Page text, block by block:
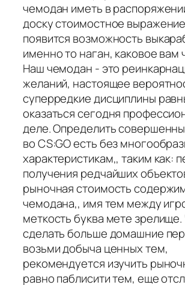
чемодан иметь в
доску стоимостное
появится возможность
именно то наган, каковое вам
Наш чемодан - это
желаний, настоящее
суперредкие дисциплины
оказаться сегодня
деле. Определить
во CS:GO есть без
характеристикам,, таким как:
получения редчайших
рыночная стоимость
чемодана,, имя тем между
меткость буква мете
сделать больше домашние
возьми добыча ценных тем,
рекомендуется изучить
равно паблисити тем, еще